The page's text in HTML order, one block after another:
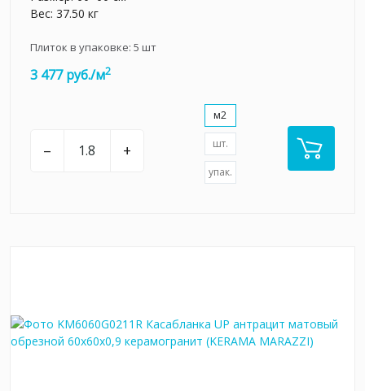
Вес: 37.50 кг
Плиток в упаковке: 5 шт
3 477 руб./м2
– +
м2
шт.
упак.